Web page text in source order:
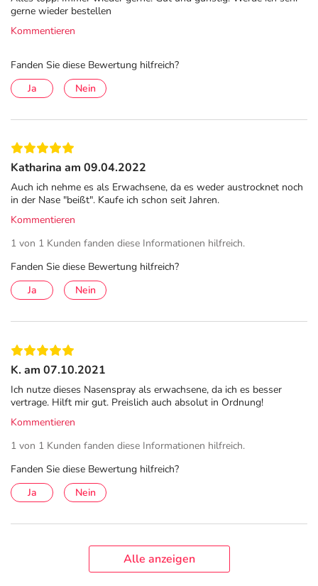
Jahren bestimmt. Apothekenpflichtig. Zu Risiken und Nebenwirkungen lesen
Sie die Packungsbeilage und fragen Sie Ihre Ärztin, Ihren Arzt oder in Ihrer
Anwendung
Bei Kindern im Alter von 2 – 6 Jahren wird nach Bedarf –
eingebracht.
Es empfiehlt sich, vor der Anwendung des Präparates die
Nase gründlich zu schneuzen. Die letzte Anwendung an
jedem Behandlungstag sollte günstigerweise vor dem
Zubettgehen erfolgen.
Der Dauergebrauch von schleimhautabschwellenden
Schnupfen-Arzneimitteln kann zu chronischer
NasenSpray-ratiopharm® darf nicht angewendet
werden bei Säuglingen und Kleinkindern unter 2 Jahren.
Aus hygienischen Gründen und zur Vermeidung einer
Übertragung von Krankheitserregern sollte jedes
Dosierspray immer nur von ein und derselben Person
verwendet werden.
Bitte verwenden Sie dieses Arzneimittel nicht mehr nach
dem auf der Packung oder der Umverpackung
angegebenen Verfallsdatum. Das Verfallsdatum bezieht
sich auf den letzten Tag des angegebenen Monats.
je Sprühstoß:
gerne wieder bestellen
Kommentieren
Fanden Sie diese Bewertung hilfreich?
Ja
Nein
Katharina am 09.04.2022
Auch ich nehme es als Erwachsene, da es weder austrocknet noch
in der Nase "beißt". Kaufe ich schon seit Jahren.
Kommentieren
1 von 1 Kunden fanden diese Informationen hilfreich.
Fanden Sie diese Bewertung hilfreich?
Ja
Nein
K. am 07.10.2021
Ich nutze dieses Nasenspray als erwachsene, da ich es besser
vertrage. Hilft mir gut. Preislich auch absolut in Ordnung!
Kommentieren
1 von 1 Kunden fanden diese Informationen hilfreich.
Fanden Sie diese Bewertung hilfreich?
Ja
Nein
Alle anzeigen